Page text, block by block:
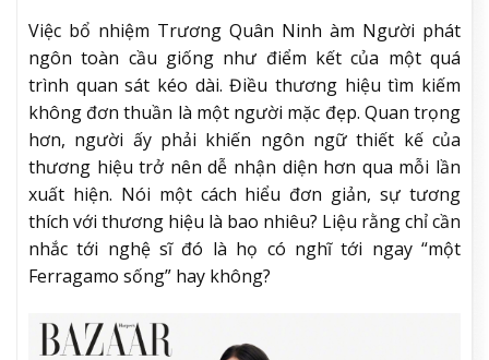
Việc bổ nhiệm Trương Quân Ninh àm Người phát
ngôn toàn cầu giống như điểm kết của một quá
trình quan sát kéo dài. Điều thương hiệu tìm kiếm
không đơn thuần là một người mặc đẹp. Quan trọng
hơn, người ấy phải khiến ngôn ngữ thiết kế của
thương hiệu trở nên dễ nhận diện hơn qua mỗi lần
xuất hiện. Nói một cách hiểu đơn giản, sự tương
thích với thương hiệu là bao nhiêu? Liệu rằng chỉ cần
nhắc tới nghệ sĩ đó là họ có nghĩ tới ngay “một
Ferragamo sống” hay không?